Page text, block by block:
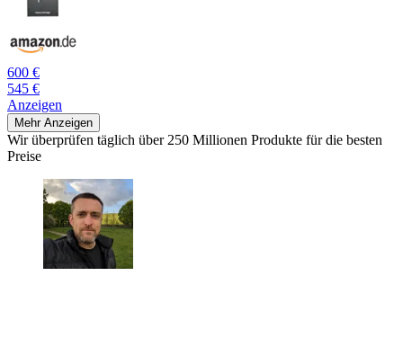
600 €
545 €
Anzeigen
Mehr Anzeigen
Wir überprüfen täglich über 250 Millionen Produkte für die besten
Preise